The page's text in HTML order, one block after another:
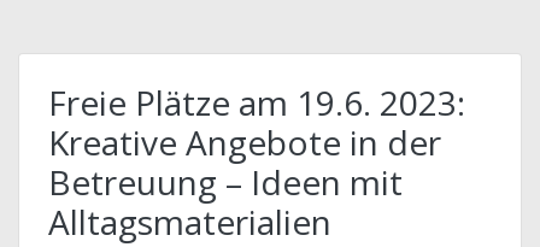
Freie Plätze am 19.6. 2023:
Kreative Angebote in der
Betreuung – Ideen mit
Alltagsmaterialien